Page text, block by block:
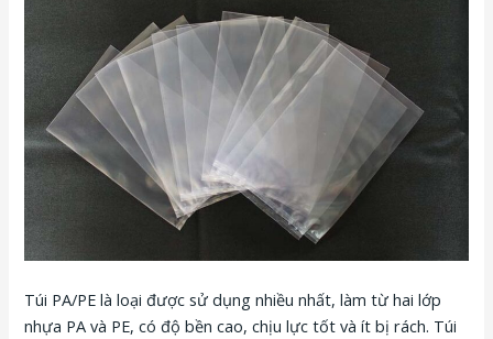
Túi PA/PE là loại được sử dụng nhiều nhất, làm từ hai lớp
nhựa PA và PE, có độ bền cao, chịu lực tốt và ít bị rách. Túi